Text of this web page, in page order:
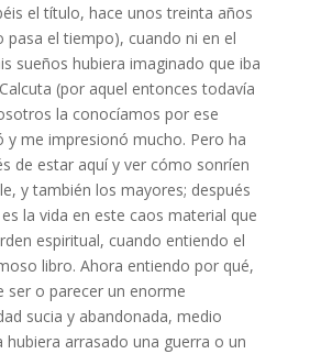
el título, hace unos treinta años
pasa el tiempo), cuando ni en el
sueños hubiera imaginado que iba
(por aquel entonces todavía
la conocíamos por ese
y me impresionó mucho. Pero ha
de estar aquí y ver cómo sonríen
y también los mayores; después
la vida en este caos material que
espiritual, cuando entiendo el
libro. Ahora entiendo por qué,
ser o parecer un enorme
sucia y abandonada, medio
hubiera arrasado una guerra o un